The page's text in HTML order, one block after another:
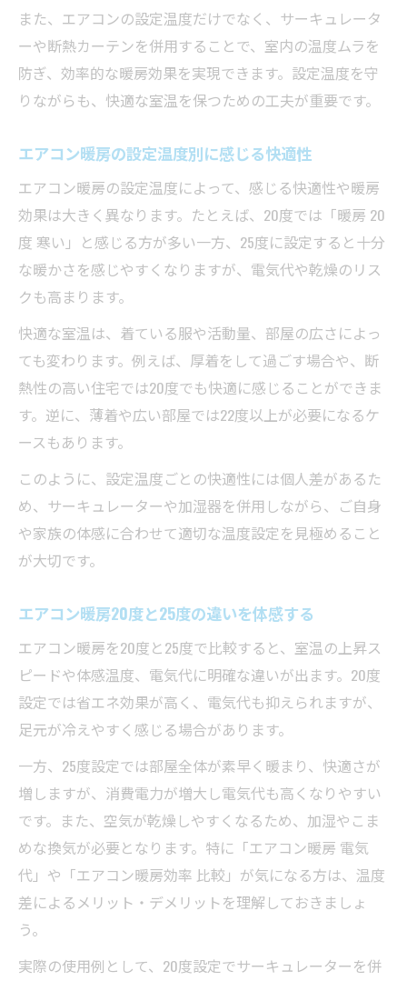
また、エアコンの設定温度だけでなく、サーキュレータ
ーや断熱カーテンを併用することで、室内の温度ムラを
防ぎ、効率的な暖房効果を実現できます。設定温度を守
りながらも、快適な室温を保つための工夫が重要です。
エアコン暖房の設定温度別に感じる快適性
エアコン暖房の設定温度によって、感じる快適性や暖房
効果は大きく異なります。たとえば、20度では「暖房 20
度 寒い」と感じる方が多い一方、25度に設定すると十分
な暖かさを感じやすくなりますが、電気代や乾燥のリス
クも高まります。
快適な室温は、着ている服や活動量、部屋の広さによっ
ても変わります。例えば、厚着をして過ごす場合や、断
熱性の高い住宅では20度でも快適に感じることができま
す。逆に、薄着や広い部屋では22度以上が必要になるケ
ースもあります。
このように、設定温度ごとの快適性には個人差があるた
め、サーキュレーターや加湿器を併用しながら、ご自身
や家族の体感に合わせて適切な温度設定を見極めること
が大切です。
エアコン暖房20度と25度の違いを体感する
エアコン暖房を20度と25度で比較すると、室温の上昇ス
ピードや体感温度、電気代に明確な違いが出ます。20度
設定では省エネ効果が高く、電気代も抑えられますが、
足元が冷えやすく感じる場合があります。
一方、25度設定では部屋全体が素早く暖まり、快適さが
増しますが、消費電力が増大し電気代も高くなりやすい
です。また、空気が乾燥しやすくなるため、加湿やこま
めな換気が必要となります。特に「エアコン暖房 電気
代」や「エアコン暖房効率 比較」が気になる方は、温度
差によるメリット・デメリットを理解しておきましょ
う。
実際の使用例として、20度設定でサーキュレーターを併